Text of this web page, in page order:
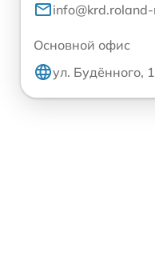
Основной офис
ул. Будённого,